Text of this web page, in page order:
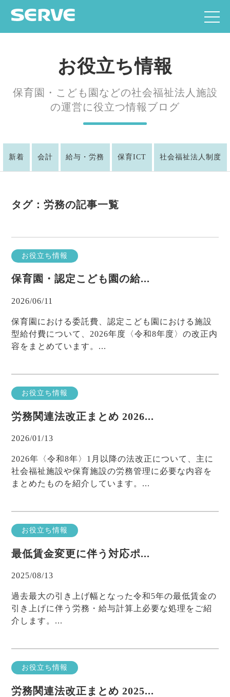
お役立ち情報
保育園・こども園などの社会福祉法人施設
の運営に役立つ情報ブログ
新着 会計 給与・労務 保育ICT 社会福祉法人制度
タグ：労務の記事一覧
お役立ち情報
保育園・認定こども園の給...
2026/06/11
保育園における委託費、認定こども園における施設
型給付費について、2026年度〈令和8年度〉の改正内
容をまとめています。...
お役立ち情報
労務関連法改正まとめ 2026...
2026/01/13
2026年〈令和8年〉1月以降の法改正について、主に
社会福祉施設や保育施設の労務管理に必要な内容を
まとめたものを紹介しています。...
お役立ち情報
最低賃金変更に伴う対応ポ...
2025/08/13
過去最大の引き上げ幅となった令和5年の最低賃金の
引き上げに伴う労務・給与計算上必要な処理をご紹
介します。...
お役立ち情報
労務関連法改正まとめ 2025...